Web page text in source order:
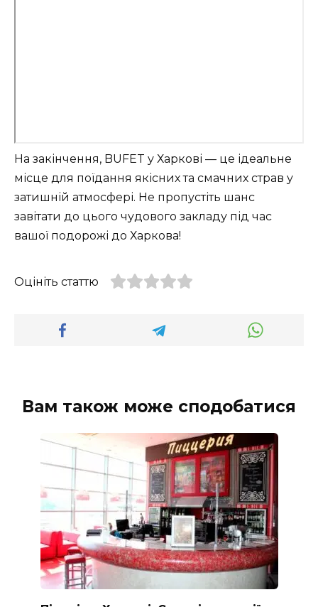
На закінчення, BUFET у Харкові — це ідеальне
місце для поїдання якісних та смачних страв у
затишній атмосфері. Не пропустіть шанс
завітати до цього чудового закладу під час
вашої подорожі до Харкова!
Оцініть статтю
Вам також може сподобатися